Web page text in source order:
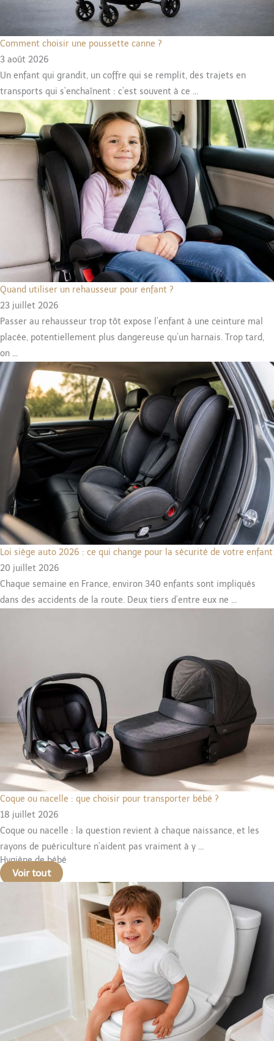
Comment choisir une poussette canne ?
3 août 2026
Un enfant qui grandit, un coffre qui se remplit, des trajets en
transports qui s’enchaînent : c’est souvent à ce ...
Quand utiliser un rehausseur pour enfant ?
23 juillet 2026
Passer au rehausseur trop tôt expose l’enfant à une ceinture mal
placée, potentiellement plus dangereuse qu’un harnais. Trop tard,
on ...
Loi siège auto 2026 : ce qui change pour la sécurité de votre enfant
20 juillet 2026
Chaque semaine en France, environ 340 enfants sont impliqués
dans des accidents de la route. Deux tiers d’entre eux ne ...
Coque ou nacelle : que choisir pour transporter bébé ?
18 juillet 2026
Coque ou nacelle : la question revient à chaque naissance, et les
rayons de puériculture n’aident pas vraiment à y ...
Hygiène de bébé
Voir tout